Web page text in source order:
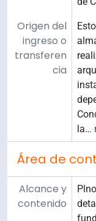
Origen del
ingreso o
transferen
cia
la…
Área de
Alcance y
contenido